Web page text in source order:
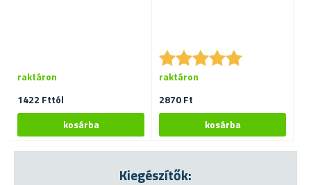
1422 Fttól
raktáron
★★★★★
★★★★★
2870 Ft
raktáron
Kiegészítők: